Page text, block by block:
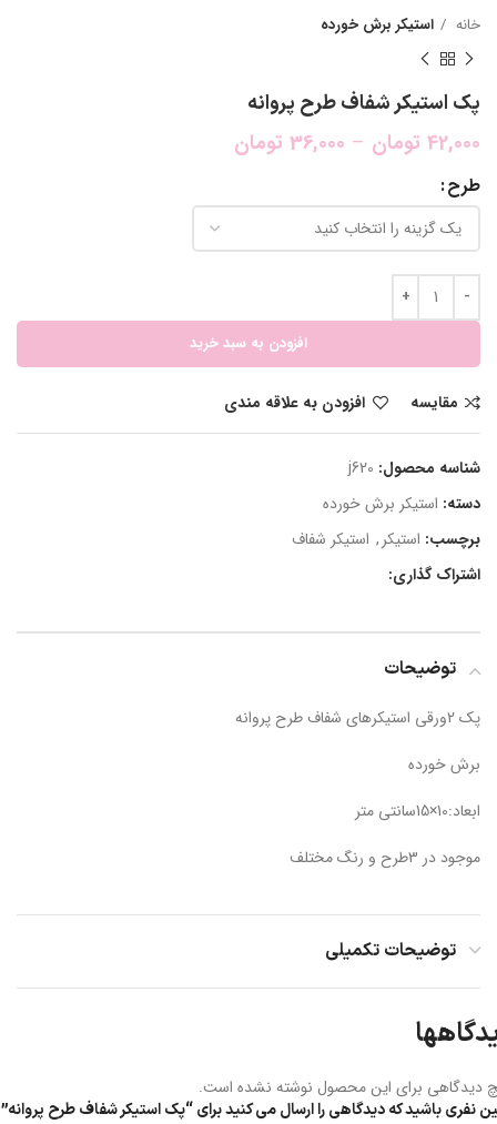
خانه استیکر برش خورده
پک استیکر شفاف طرح پروانه
42,000 تومان –
36,000 تومان
طرح
افزودن به سبد خرید
مقایسه افزودن به علاقه مندی
شناسه محصول: j620
دسته: استیکر برش خورده
برچسب: استیکر , استیکر شفاف
اشتراک گذاری:
توضیحات
پک 2ورقی استیکرهای شفاف طرح پروانه
برش خورده
ابعاد:10×15سانتی متر
موجود در 3طرح و رنگ مختلف
توضیحات تکمیلی
دیدگاهی برای این محصول نوشته نشده است.
نفری باشید که دیدگاهی را ارسال می کنید برای “پک استیکر شفاف طرح پروانه”